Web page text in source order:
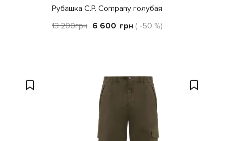
Рубашка C.P. Company голубая
13 200грн 6 600 грн ( -50 %)